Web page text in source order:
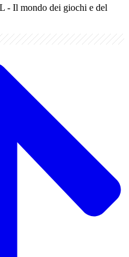
Il mondo dei giochi e del